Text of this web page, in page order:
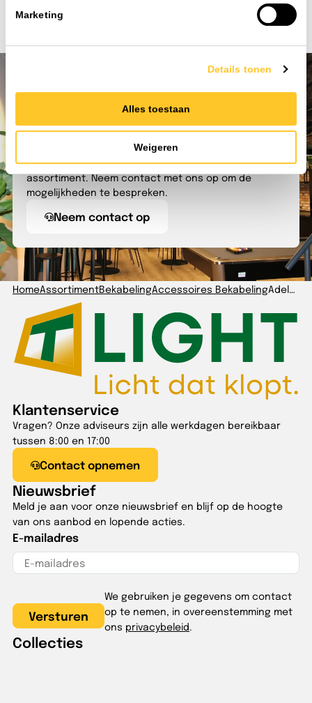
Marketing
Details tonen
Alles toestaan
Weigeren
Kunnen we je helpen?
Nog niet gevonden waar je naar zoekt? Onze
lichtspecialisten kunnen je alles vertellen over ons
assortiment. Neem contact met ons op om de
mogelijkheden te bespreken.
Neem contact op
HomeAssortimentBekabelingAccessoires BekabelingAdels AC166 verdeelblok 4-polig 2V (T-splitter) zwart
Klantenservice
Vragen? Onze adviseurs zijn alle werkdagen bereikbaar
tussen 8:00 en 17:00
Contact opnemen
Nieuwsbrief
Meld je aan voor onze nieuwsbrief en blijf op de hoogte
van ons aanbod en lopende acties.
E-mailadres
We gebruiken je gegevens om contact
op te nemen, in overeenstemming met
ons privacybeleid.
Collecties